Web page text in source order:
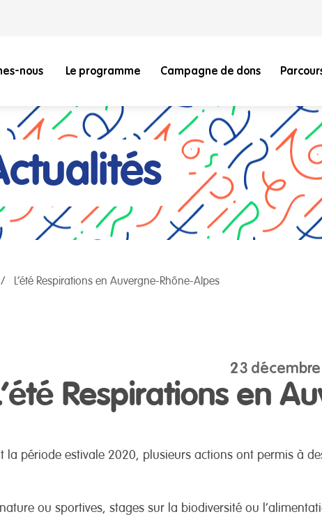
nous Le programme Campagne de dons
L’été Respirations en Auvergne-Rhône-Alpes
23
Respirations en
la période estivale 2020, plusieurs actions ont permis à
ou sportives, stages sur la biodiversité ou